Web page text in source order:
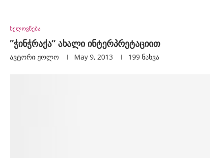
ხელოვნება
”ჭინჭრაქა” ახალი ინტერპრეტაციით
ავტორი Ჟოლო May 9, 2013 199 ნახვა